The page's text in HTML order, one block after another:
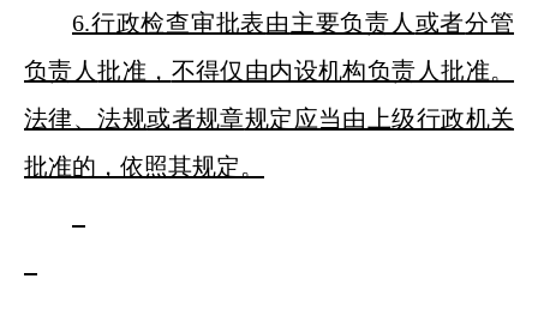
6.行政检查审批表由主要负责人 或者分管
负责人批准， 不得仅由内设机构负责人批准。
法律、法规或者规章规定应当由上级行政机关
批准的，依照其规定。